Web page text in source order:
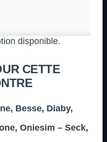
CETTE
Besse, Diaby,
Oniesim – Seck,